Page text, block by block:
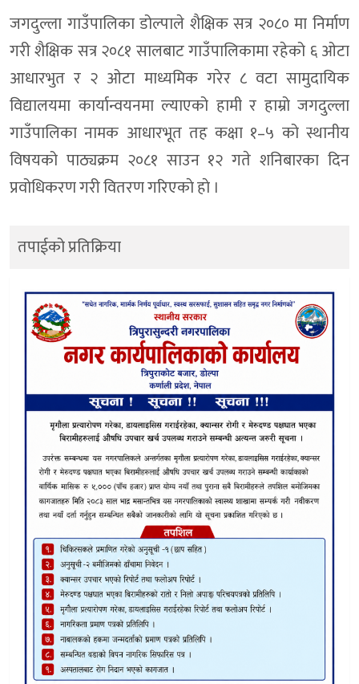
जगदुल्ला गाउँपालिका डोल्पाले शैक्षिक सत्र २०८० मा निर्माण
गरी शैक्षिक सत्र २०८१ सालबाट गाउँपालिकामा रहेको ६ ओटा
आधारभुत र २ ओटा माध्यमिक गरेर ८ वटा सामुदायिक
विद्यालयमा कार्यान्वयनमा ल्याएको हामी र हाम्रो जगदुल्ला
गाउँपालिका नामक आधारभूत तह कक्षा १–५ को स्थानीय
विषयको पाठ्यक्रम २०८१ साउन १२ गते शनिबारका दिन
प्रवोधिकरण गरी वितरण गरिएकाे हाे ।
तपाईको प्रतिक्रिया